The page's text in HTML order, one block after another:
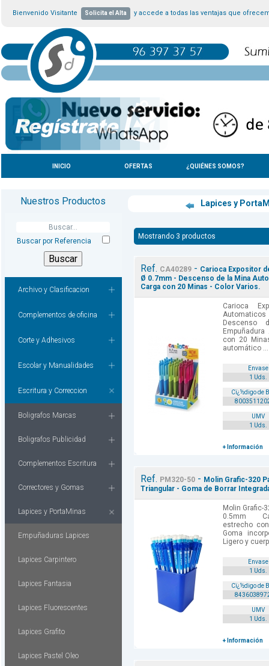
Bienvenido Visitante Solicita el Alta y accede a todas las ventajas que
INICIO OFERTAS ¿QUIÉNES SOMOS?
Nuestros Productos
Buscar por Referencia
Archivo y Clasificacion
Complementos de oficina
Corte y Adhesivos
Escolar y Manualidades
Escritura y Correccion
Boligrafos Marcas
Boligrafos Publicidad
Complementos Escritura
Correctores y Gomas
Lapices y PortaMinas
Empuñaduras Lapices
Lapices Carpintero
Lapices Fantasia
Lapices Fluorescentes
Lapices Grafito
Lapices Pastel Oleo
Lapices y
Mostrando 3 productos
Ref. CA40289- Carioca Expositor
Ø 0.7mm - Descenso de la Mina
Carga con 20 Minas - Color Varios.
Carioca
con 20
automático ...
Envase
1 Uds.
Cï¿½digo de
UMV
1 Uds.
+ Información
Ref. PM320-50- Molin Grafic-320
Triangular - Goma de Borrar
Molin Grafic-
0.5mm
estrecho
Goma
Ligero y
Envase
1 Uds.
Cï¿½digo de
UMV
1 Uds.
+ Información